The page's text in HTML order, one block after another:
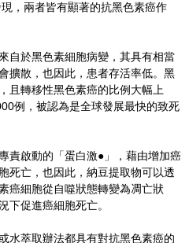
，兩者皆有顯著的抗黑色素癌作
自於黑色素細胞病變，其具有相當
擴散，也因此，患者存活率低。黑
且轉移性黑色素癌的比例大幅上
例，被認為是全球發展最快的致死
責啟動的「蛋白激●」，藉由增加癌
死亡，也因此，納豆提取物可以透
癌細胞從自噬狀態轉變為凋亡狀
下促進癌細胞死亡。
水萃取辦法都具有對抗黑色素癌的